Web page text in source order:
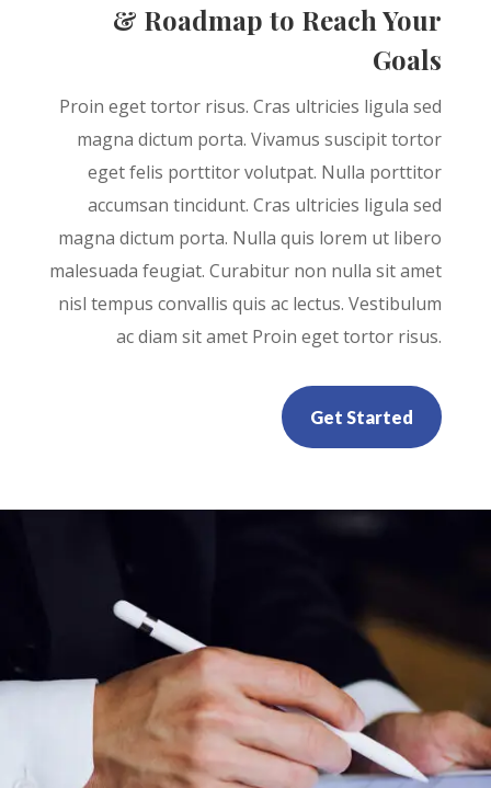
& Roadmap to Reach Your
Goals
Proin eget tortor risus. Cras ultricies ligula sed
magna dictum porta. Vivamus suscipit tortor
eget felis porttitor volutpat. Nulla porttitor
accumsan tincidunt. Cras ultricies ligula sed
magna dictum porta. Nulla quis lorem ut libero
malesuada feugiat. Curabitur non nulla sit amet
nisl tempus convallis quis ac lectus. Vestibulum
ac diam sit amet Proin eget tortor risus.
Get Started